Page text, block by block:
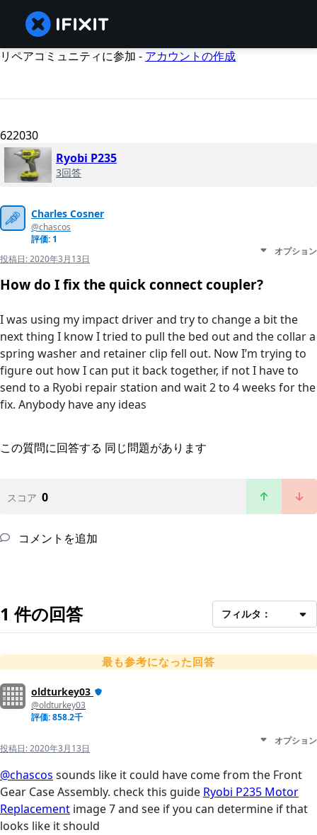
リペアコミュニティに参加 - アカウントの作成
622030
Ryobi P235
3回答
Charles Cosner
@chascos
評価: 1
投稿日:2020年3月13日
オプション
How do I fix the quick connect coupler?
I was using my impact driver and try to change a bit the
next thing I know I tried to pull the bed out and the collar a
spring washer and retainer clip fell out. Now I’m trying to
figure out how I can put it back together, if not I have to
send to a Ryobi repair station and wait 2 to 4 weeks for the
fix. Anybody have any ideas
この質問に回答する 同じ問題があります
スコア 0
コメントを追加
1 件の回答 フィルタ：
最も参考になった回答
oldturkey03
@oldturkey03
評価: 858.2千
投稿日:2020年3月13日
オプション
@chascos sounds like it could have come from the Front
Gear Case Assembly. check this guide Ryobi P235 Motor
Replacement image 7 and see if you can determine if that
looks like it should